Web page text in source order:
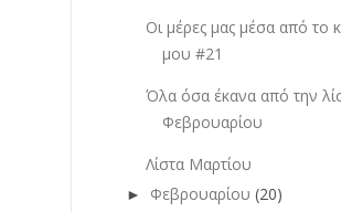
Οι μέρες μας μέσα από το
μου #21
Όλα όσα έκανα από την
Φεβρουαρίου
Λίστα Μαρτίου
► Φεβρουαρίου (20)